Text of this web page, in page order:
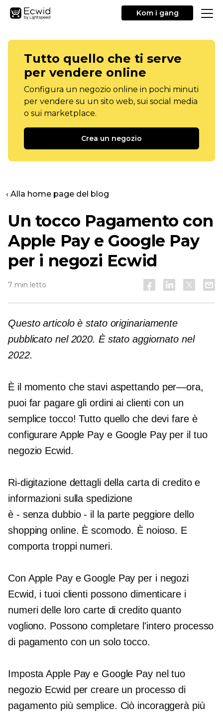
Kom i gang
Tutto quello che ti serve
per vendere online
Configura un negozio online in pochi minuti
per vendere su un sito web, sui social media
o sui marketplace.
Crea un negozio
‹ Alla home page del blog
Un tocco Pagamento con
Apple Pay e Google Pay
per i negozi Ecwid
7 min letto
Questo articolo è stato originariamente
pubblicato nel 2020. È stato aggiornato nel
2022.
È il momento che stavi aspettando per—ora,
puoi far pagare gli ordini ai clienti con un
semplice tocco! Tutto quello che devi fare è
configurare Apple Pay e Google Pay per il tuo
negozio Ecwid.
Ri-digitazionedettagli della carta di credito e
informazioni sulla spedizione
è - senza dubbio - il
la parte peggiore dello
shopping online. È scomodo. È noioso. E
comporta troppi numeri.
Con Apple Pay e Google Pay per i negozi
Ecwid, i tuoi clienti possono dimenticare i
numeri delle loro carte di credito quanto
vogliono. Possono completare l'intero processo
di pagamento con un solo tocco.
Imposta Apple Pay e Google Pay nel tuo
negozio Ecwid per creare un processo di
pagamento più semplice. Ciò incoraggerà più